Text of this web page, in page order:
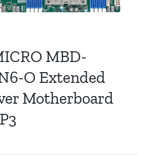
MBD-
O Extended
Motherboard